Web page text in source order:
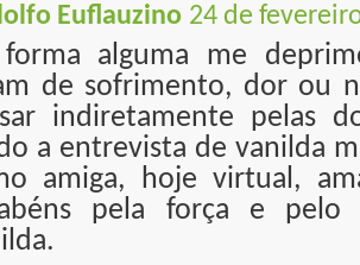
Euflauzino 24 de
alguma me
de sofrimento, dor ou
indiretamente pelas
a entrevista de vanilda
amiga, hoje virtual,
pela força e pelo